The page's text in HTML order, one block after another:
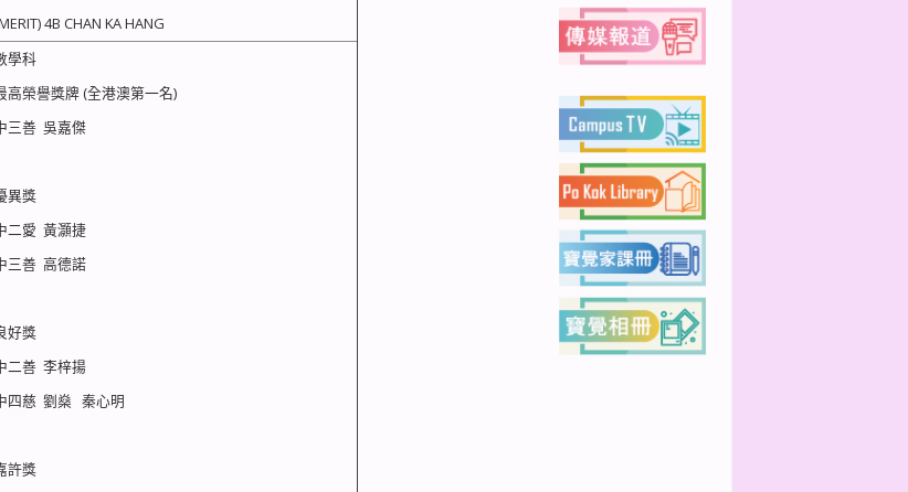
4B CHAN KA HANG
學科
高榮譽獎牌 (全港澳第一名)
三善 吳嘉傑
異獎
二愛 黃灝捷
三善 高德諾
好獎
二善 李梓揚
四慈 劉燊 秦心明
許獎